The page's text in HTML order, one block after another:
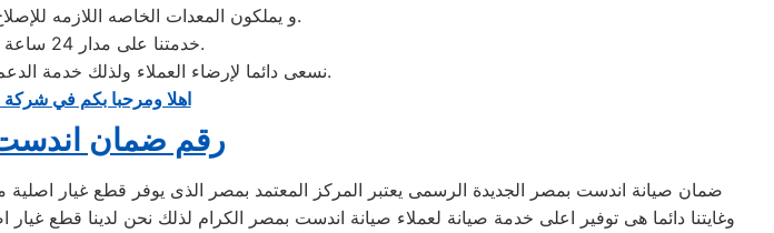
و يملكون المعدات الخاصه اللازمه للإصلاح المنزلى فى اى وقت وفى اى مكان.
خدمتنا على مدار 24 ساعة يومياُ طوال أيام الأسبوع.
نسعى دائما لإرضاء العملاء ولذلك خدمة الدعم الفنى متاحة فى اى وقت وفى اى مكان.
اهلا ومرحبا بكم في شركة
رقم ضمان
ضمان صيانة اندست بمصر الجديدة الرسمى يعتبر المركز المعتمد بمصر الذى يوفر قطع غيار